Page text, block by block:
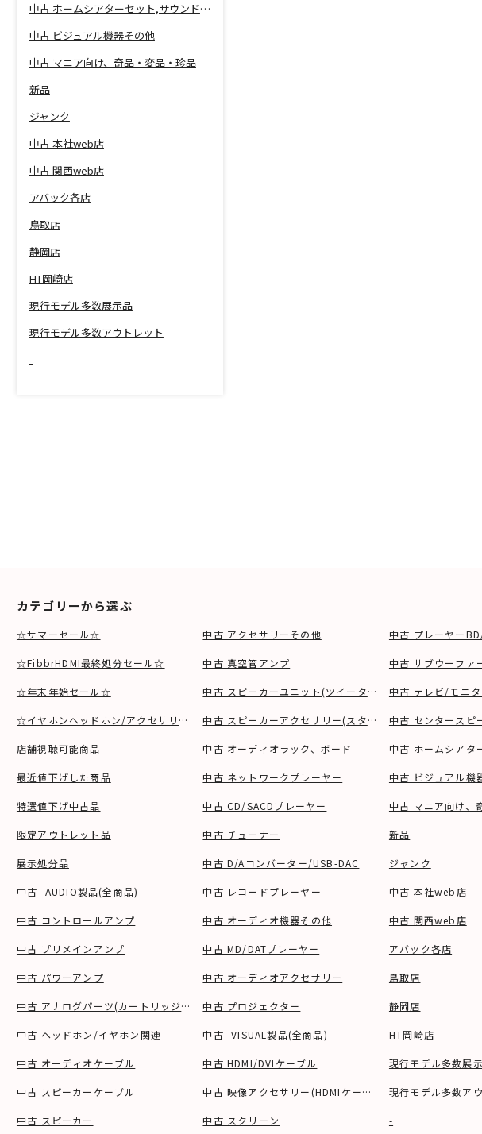
中古 ホームシアターセット,サウンドバー
中古 ビジュアル機器その他
中古 マニア向け、奇品・変品・珍品
新品
ジャンク
中古 本社web店
中古 関西web店
アバック各店
鳥取店
静岡店
HT岡崎店
現行モデル多数展示品
現行モデル多数アウトレット
-
カテゴリーから選ぶ
☆サマーセール☆
☆FibbrHDMI最終処分セール☆
☆年末年始セール☆
☆イヤホンヘッドホン/アクセサリSALE☆
店舗視聴可能商品
最近値下げした商品
特選値下げ中古品
限定アウトレット品
展示処分品
中古 -AUDIO製品(全商品)-
中古 コントロールアンプ
中古 プリメインアンプ
中古 パワーアンプ
中古 アナログパーツ(カートリッジ、シェル等)
中古 ヘッドホン/イヤホン関連
中古 オーディオケーブル
中古 スピーカーケーブル
中古 スピーカー
中古 アクセサリーその他
中古 真空管アンプ
中古 スピーカーユニット(ツイーター、ウーファー等)
中古 スピーカーアクセサリー(スタンド等)
中古 オーディオラック、ボード
中古 ネットワークプレーヤー
中古 CD/SACDプレーヤー
中古 チューナー
中古 D/Aコンバーター/USB-DAC
中古 レコードプレーヤー
中古 オーディオ機器その他
中古 MD/DATプレーヤー
中古 オーディオアクセサリー
中古 プロジェクター
中古 -VISUAL製品(全商品)-
中古 HDMI/DVIケーブル
中古 映像アクセサリー(HDMIケーブル等)
中古 スクリーン
中古 プレーヤー
中古 サブウーファ
中古 テレビ/モニタ
中古 センタースピ
中古 ホームシアタ
中古 ビジュアル機
中古 マニア向け、
新品
ジャンク
中古 本社web店
中古 関西web店
アバック各店
鳥取店
静岡店
HT岡崎店
現行モデル多数展
現行モデル多数ア
-